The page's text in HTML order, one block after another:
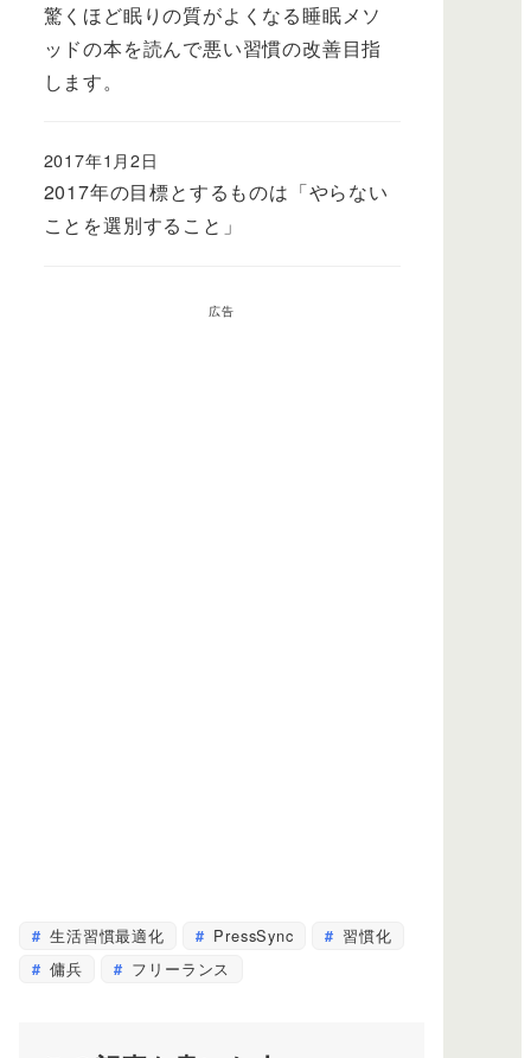
驚くほど眠りの質がよくなる睡眠メソ
ッドの本を読んで悪い習慣の改善目指
します。
2017年の目標とするものは「やらない
ことを選別すること」
2017年1月2日
広告
生活習慣最適化 PressSync
習慣化
傭兵
フリーランス